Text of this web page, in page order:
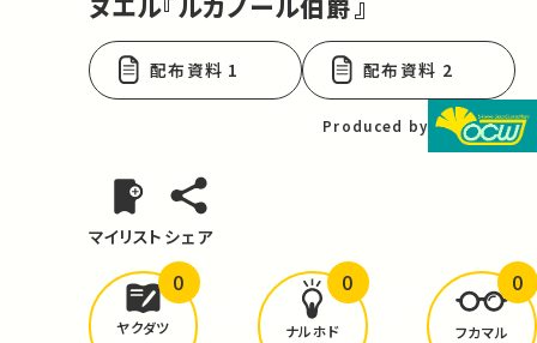
配布資料 1 配布資料 2
Produced by
マイリスト シェア
どんな学びがありましたか？
ヤクダツ
0
ナルホド
0
フカマル
0